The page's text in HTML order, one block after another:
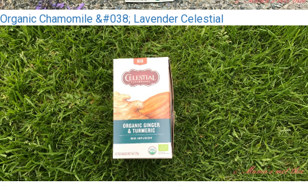
Organic Chamomile &#038; Lavender Celestial